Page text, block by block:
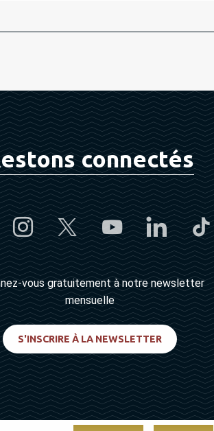
connectés
vous gratuitement à notre newsletter
mensuelle
S'INSCRIRE À LA NEWSLETTER